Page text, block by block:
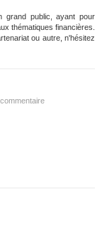
grand public, ayant pour
thématiques financières.
ou autre, n'hésitez